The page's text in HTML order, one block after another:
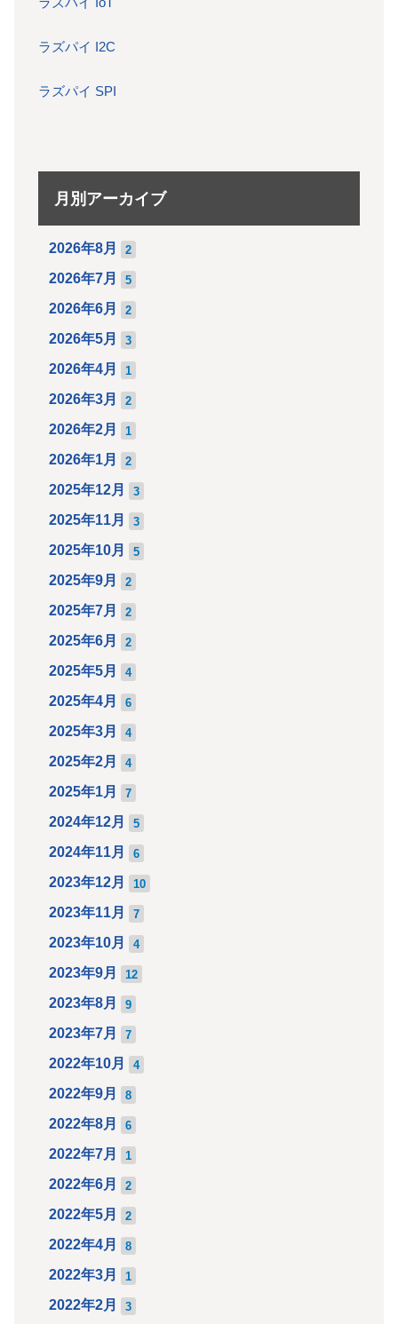
ラズパイ I2C
ラズパイ SPI
月別アーカイブ
2026年8月 2
2026年7月 5
2026年6月 2
2026年5月 3
2026年4月 1
2026年3月 2
2026年2月 1
2026年1月 2
2025年12月 3
2025年11月 3
2025年10月 5
2025年9月 2
2025年7月 2
2025年6月 2
2025年5月 4
2025年4月 6
2025年3月 4
2025年2月 4
2025年1月 7
2024年12月 5
2024年11月 6
2023年12月 10
2023年11月 7
2023年10月 4
2023年9月 12
2023年8月 9
2023年7月 7
2022年10月 4
2022年9月 8
2022年8月 6
2022年7月 1
2022年6月 2
2022年5月 2
2022年4月 8
2022年3月 1
2022年2月 3